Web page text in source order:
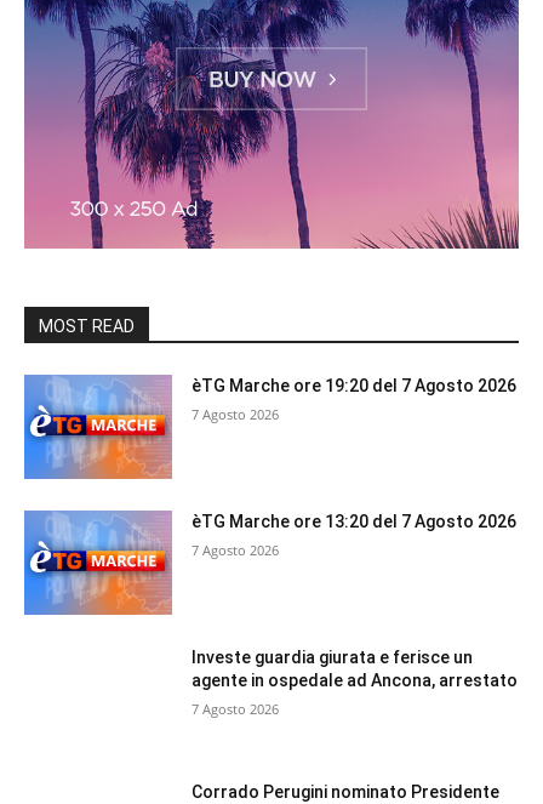
MOST READ
èTG Marche ore 19:20 del 7 Agosto 2026
7 Agosto 2026
èTG Marche ore 13:20 del 7 Agosto 2026
7 Agosto 2026
Investe guardia giurata e ferisce un
agente in ospedale ad Ancona, arrestato
7 Agosto 2026
Corrado Perugini nominato Presidente